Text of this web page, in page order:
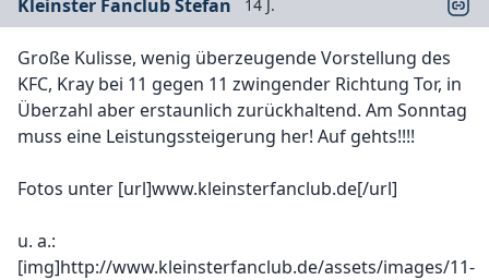
Kleinster Fanclub Stefan 14 J.
Große Kulisse, wenig überzeugende Vorstellung des
KFC, Kray bei 11 gegen 11 zwingender Richtung Tor, in
Überzahl aber erstaunlich zurückhaltend. Am Sonntag
muss eine Leistungssteigerung her! Auf gehts!!!!
Fotos unter [url]www.kleinsterfanclub.de[/url]
u. a.:
[img]http://www.kleinsterfanclub.de/assets/images/11-